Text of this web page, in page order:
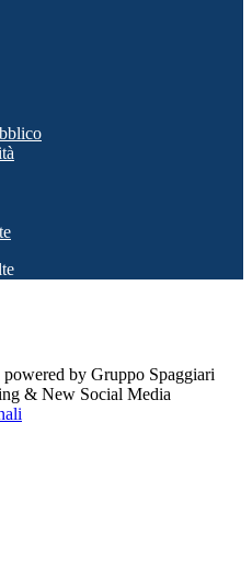
by Gruppo Spaggiari
& New Social Media